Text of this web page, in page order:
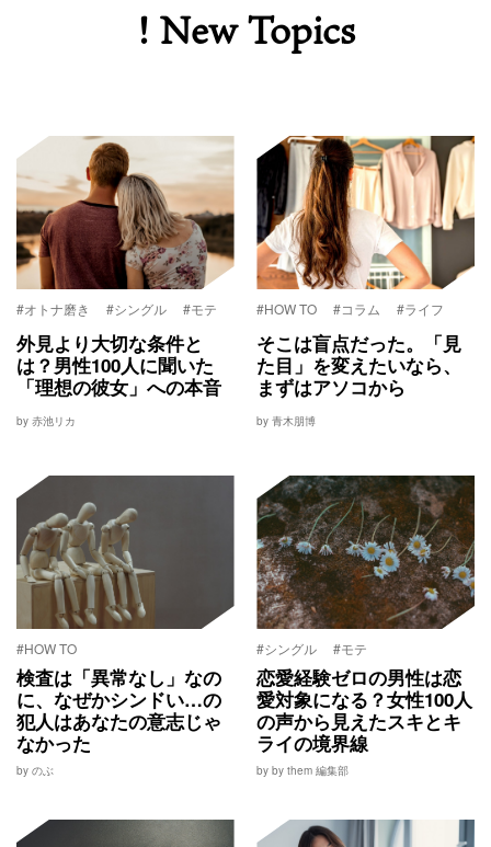
! New Topics
#オトナ磨き #シングル #モテ
外見より大切な条件と
は？男性100人に聞いた
「理想の彼女」への本音
by 赤池リカ
#HOW TO #コラム #ライフ
そこは盲点だった。「見
た目」を変えたいなら、
まずはアソコから
by 青木朋博
#HOW TO
検査は「異常なし」なの
に、なぜかシンドい…の
犯人はあなたの意志じゃ
なかった
by のぶ
#シングル #モテ
恋愛経験ゼロの男性は恋
愛対象になる？女性100人
の声から見えたスキとキ
ライの境界線
by by them 編集部